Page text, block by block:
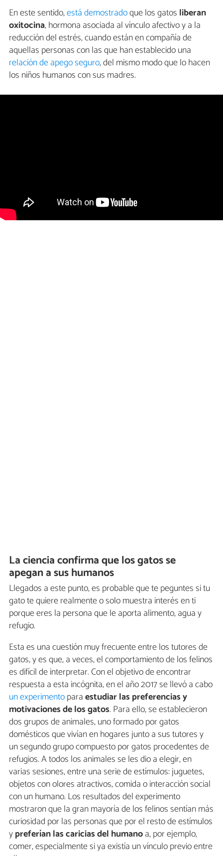
En este sentido,está demostradoque los gatos liberan
oxitocina, hormona asociada al vínculo afectivo y a la
reducción del estrés, cuando están en compañía de
aquellas personas con las que han establecido una
relación de apego seguro, del mismo modo que lo hacen
los niños humanos con sus madres.
La ciencia confirma que los gatos se
apegan a sus humanos
Llegados a este punto, es probable que te peguntes si tu
gato te quiere realmente o solo muestra interés en ti
porque eres la persona que le aporta alimento, agua y
refugio.
Esta es una cuestión muy frecuente entre los tutores de
gatos, y es que, a veces, el comportamiento de los felinos
es difícil de interpretar. Con el objetivo de encontrar
respuesta a esta incógnita, en el año 2017 se llevó a cabo
un experimentoparaestudiar las preferencias y
motivaciones de los gatos. Para ello, se establecieron
dos grupos de animales, uno formado por gatos
domésticos que vivían en hogares junto a sus tutores y
un segundo grupo compuesto por gatos procedentes de
refugios. A todos los animales se les dio a elegir, en
varias sesiones, entre una serie de estímulos: juguetes,
objetos con olores atractivos, comida o interacción social
con un humano. Los resultados del experimento
mostraron que la gran mayoría de los felinos sentían más
curiosidad por las personas que por el resto de estímulos
ypreferían las caricias del humanoa, por ejemplo,
comer, especialmente si ya existía un vínculo previo entre